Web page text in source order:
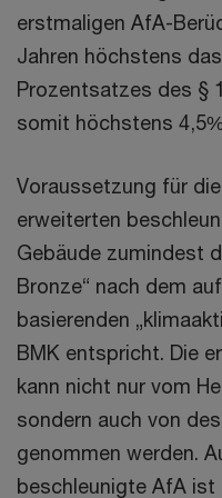
erstmaligen AfA-
Jahren höchstens
Prozentsatzes des §
somit höchstens
Voraussetzung für
erweiterten
Gebäude zumindest
Bronze“ nach dem
basierenden
BMK entspricht. Die
kann nicht nur vom
sondern auch von
genommen werden.
beschleunigte AfA ist